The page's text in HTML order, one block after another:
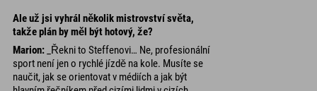
Ale už jsi vyhrál několik mistrovství světa,
takže plán by měl být hotový, že?
Marion: _Řekni to Steffenovi… Ne, profesionální
sport není jen o rychlé jízdě na kole. Musíte se
naučit, jak se orientovat v médiích a jak být